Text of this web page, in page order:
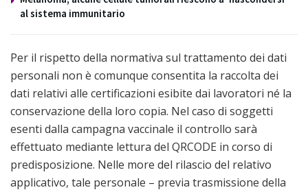
al sistema immunitario
Per il rispetto della normativa sul trattamento dei dati
personali non è comunque consentita la raccolta dei
dati relativi alle certificazioni esibite dai lavoratori né la
conservazione della loro copia. Nel caso di soggetti
esenti dalla campagna vaccinale il controllo sarà
effettuato mediante lettura del QRCODE in corso di
predisposizione. Nelle more del rilascio del relativo
applicativo, tale personale – previa trasmissione della